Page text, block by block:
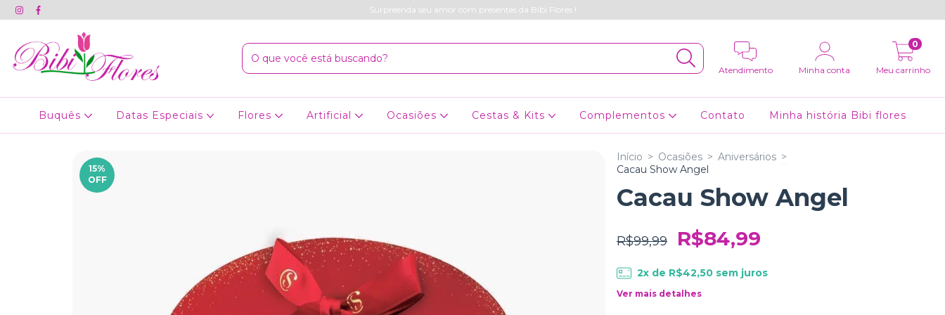
Surpreenda seu amor com presentes da Bibi Flores !
Atendimento Minha conta Meu carrinho
0
Buquês Datas Especiais Flores Artificial Ocasiões Cestas & Kits Complementos Contato Minha história Bibi flores
15%
OFF
Início > Ocasiões > Aniversários >
Cacau Show Angel
Cacau Show Angel
R$99,99 R$84,99
2x de R$42,50sem juros
Ver mais detalhes